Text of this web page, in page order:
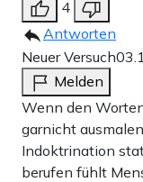
4
Antworten
Neuer Versuch
Melden
Wenn den
garnicht
Indoktrination
berufen fühlt